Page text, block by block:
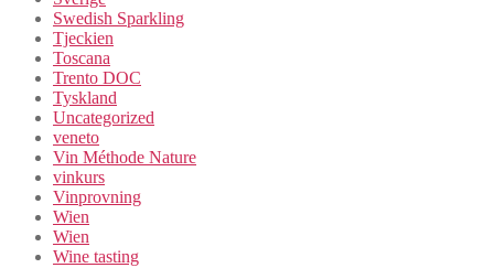
Swedish Sparkling
Tjeckien
Toscana
Trento DOC
Tyskland
Uncategorized
veneto
Vin Méthode Nature
vinkurs
Vinprovning
Wien
Wien
Wine tasting